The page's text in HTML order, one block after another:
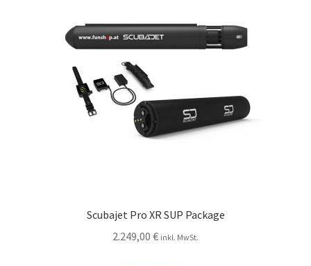
Scubajet Pro XR SUP Package
2.249,00 € inkl. MwSt.